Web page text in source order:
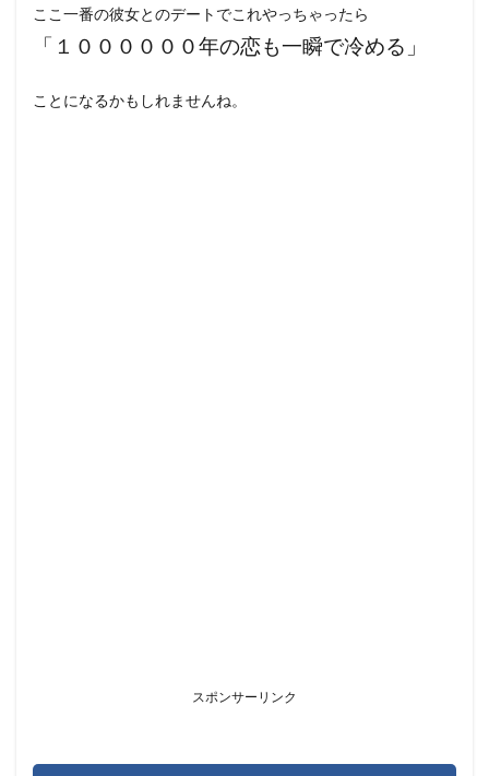
ここ一番の彼女とのデートでこれやっちゃったら
「１００００００年の恋も一瞬で冷める」
ことになるかもしれませんね。
スポンサーリンク